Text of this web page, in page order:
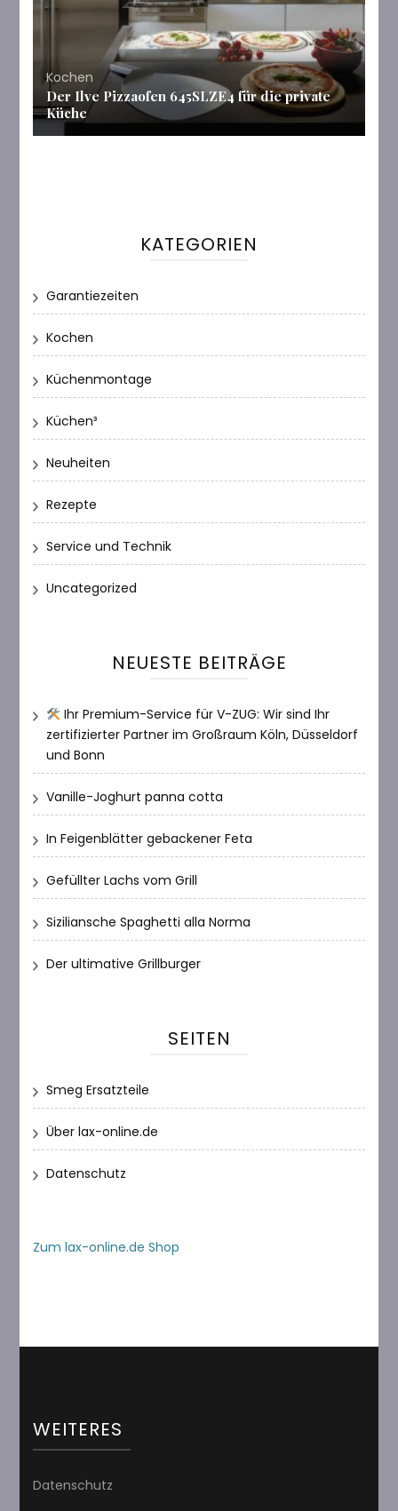
Kochen
Der Ilve Pizzaofen 645SLZE4 für die private
Küche
KATEGORIEN
Garantiezeiten
Kochen
Küchenmontage
Küchen³
Neuheiten
Rezepte
Service und Technik
Uncategorized
NEUESTE BEITRÄGE
Ihr Premium-Service für V-ZUG: Wir sind Ihr
zertifizierter Partner im Großraum Köln, Düsseldorf
und Bonn
Vanille-Joghurt panna cotta
In Feigenblätter gebackener Feta
Gefüllter Lachs vom Grill
Siziliansche Spaghetti alla Norma
Der ultimative Grillburger
SEITEN
Smeg Ersatzteile
Über lax-online.de
Datenschutz
Zum lax-online.de Shop
WEITERES
Datenschutz